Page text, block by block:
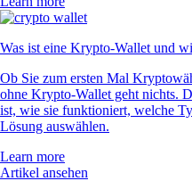
Was ist eine Krypto-Wallet und
Ob Sie zum ersten Mal
ohne Krypto-Wallet geht nichts.
ist, wie sie funktioniert, welche
Lösung auswählen.
Learn more
Artikel ansehen